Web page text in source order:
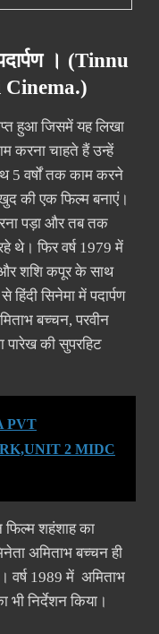
। (Tinnu
हुआ जिसमें यह लिखा
करना चाहते हैं उन्हें
5 वर्षों तक काम करने
की एक फिल्म बनाएं।
पड़ा और तब तक
थे। फिर वर्ष 1979 में
शशि कपूर के साथ
सिनेमा में पदार्पण
बच्चन, परवीन
की सुपरहिट
PVT
2 MIDC
शहंशाह का
अमिताभ बच्चन ही
वर्ष 1989 में अमिताभ
निर्देशन किया।